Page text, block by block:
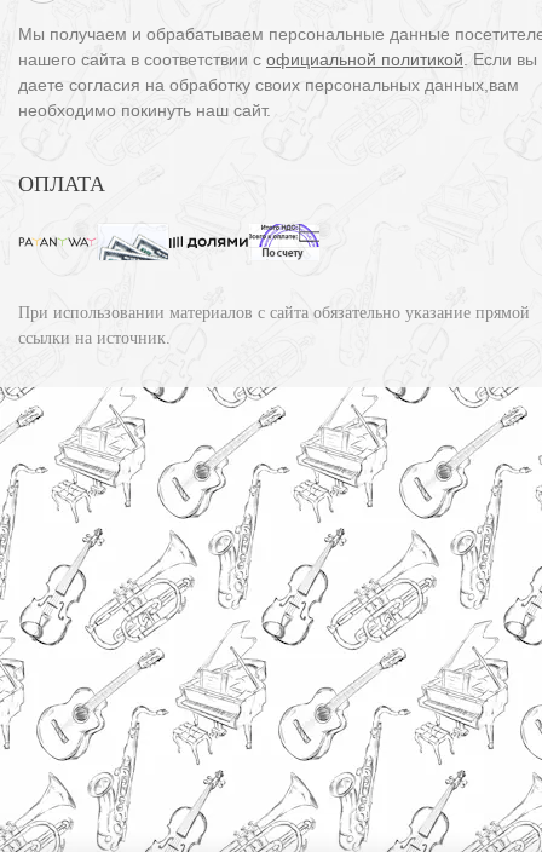
Мы получаем и обрабатываем персональные данные
нашего сайта в соответствии с официальной политикой. Если вы
даете согласия на обработку своих персональных данных,вам
необходимо покинуть наш сайт.
ОПЛАТА
При использовании материалов с сайта обязательно указание прямой
ссылки на источник.